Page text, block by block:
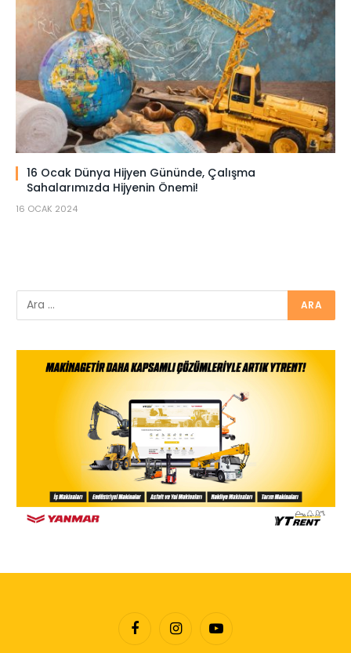
16 Ocak Dünya Hijyen Gününde, Çalışma
Sahalarımızda Hijyenin Önemi!
16 OCAK 2024
FacebookInstagramYouTube